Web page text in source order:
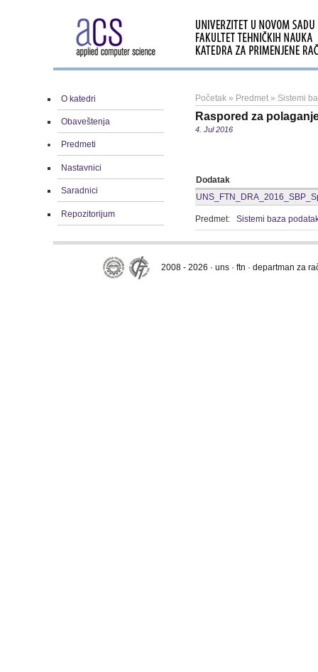
O katedri
Obaveštenja
Predmeti
Nastavnici
Saradnici
Repozitorijum
Početak » Predmet » Sistemi
Raspored za
4. Jul 2016
Dodatak
Predmet: Sistemi baza
2008 - 2026 · uns · ftn · departman za